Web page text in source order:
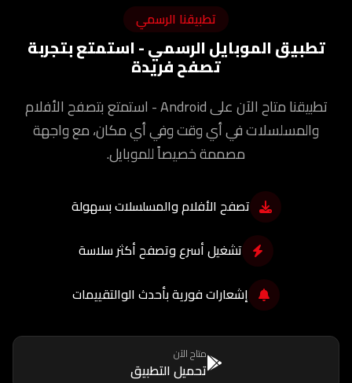
تطبيقنا الرسمي
تطبيق الموبايل الرسمي - استمتع بتجربة
تصفح فريدة
تطبيقنا متاح الآن على Android - استمتع بتصفح الأفلام
والمسلسلات في أي وقت وفي أي مكان، مع واجهة
مصممة خصيصاً للموبايل.
تصفح الأفلام والمسلسلات بسهولة
تشغيل أسرع وتصفح أكثر سلاسة
إشعارات فورية بأحدث الوالتقييمات
متاح الآن
تحميل التطبيق